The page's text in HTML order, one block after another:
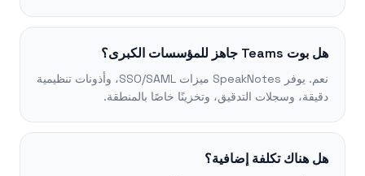
هل بوت Teams جاهز للمؤسسات الكبرى؟
نعم. يوفر SpeakNotes ميزات SSO/SAML، وأذونات تنظيمية
دقيقة، وسجلات التدقيق، وتخزينًا خاصًا بالمنطقة.
هل هناك تكلفة إضافية؟